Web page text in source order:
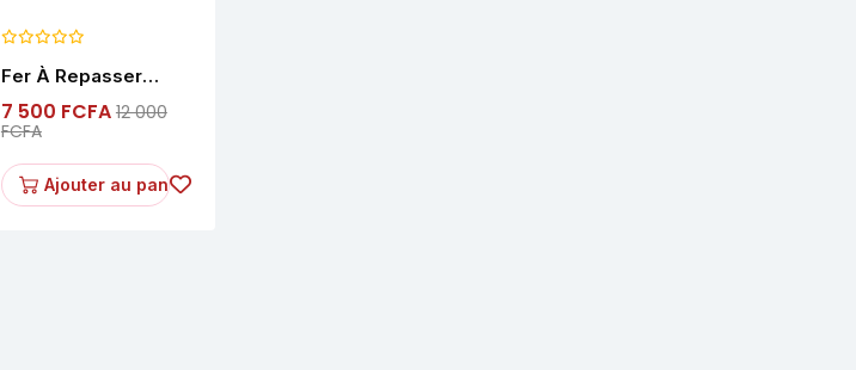
Fer À Repasser
7 500 FCFA 12 000
FCFA
Ajouter au panier